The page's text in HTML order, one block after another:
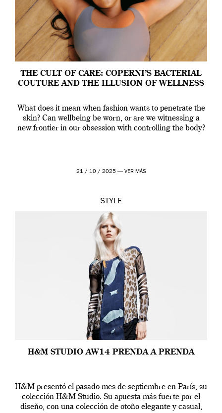
THE CULT OF CARE: COPERNI’S BACTERIAL
COUTURE AND THE ILLUSION OF WELLNESS
What does it mean when fashion wants to penetrate the
skin? Can wellbeing be worn, or are we witnessing a
new frontier in our obsession with controlling the body?
21 / 10 / 2025 — VER MÁS
STYLE
H&M STUDIO AW14 PRENDA A PRENDA
H&M presentó el pasado mes de septiembre en París, su
colección H&M Studio. Su apuesta más fuerte por el
diseño, con una colección de otoño elegante y casual,